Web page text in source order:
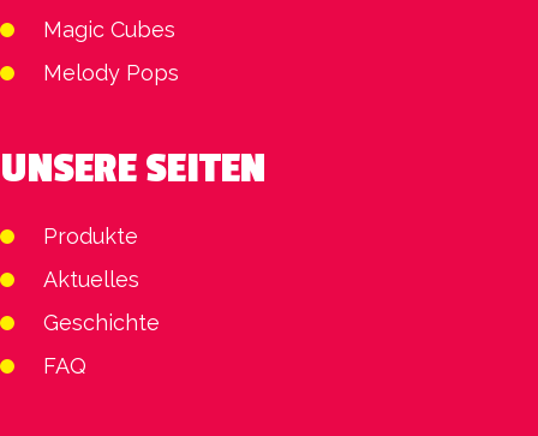
Magic Cubes
Melody Pops
UNSERE SEITEN
Produkte
Aktuelles
Geschichte
FAQ